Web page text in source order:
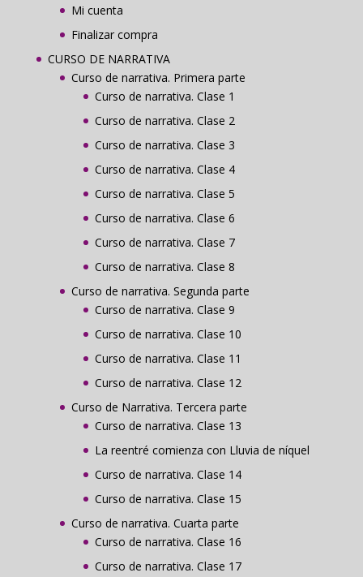
Mi cuenta
Finalizar compra
CURSO DE NARRATIVA
Curso de narrativa. Primera parte
Curso de narrativa. Clase 1
Curso de narrativa. Clase 2
Curso de narrativa. Clase 3
Curso de narrativa. Clase 4
Curso de narrativa. Clase 5
Curso de narrativa. Clase 6
Curso de narrativa. Clase 7
Curso de narrativa. Clase 8
Curso de narrativa. Segunda parte
Curso de narrativa. Clase 9
Curso de narrativa. Clase 10
Curso de narrativa. Clase 11
Curso de narrativa. Clase 12
Curso de Narrativa. Tercera parte
Curso de narrativa. Clase 13
La reentré comienza con Lluvia de níquel
Curso de narrativa. Clase 14
Curso de narrativa. Clase 15
Curso de narrativa. Cuarta parte
Curso de narrativa. Clase 16
Curso de narrativa. Clase 17